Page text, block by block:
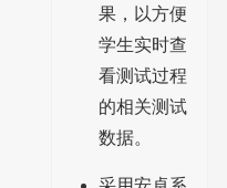
果，以方便
学生实时查
看测试过程
的相关测试
数据。